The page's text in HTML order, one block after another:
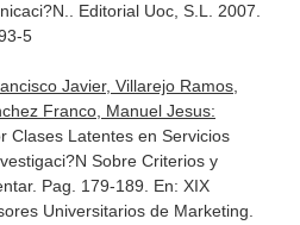
. Editorial Uoc, S.L. 2007.
5
Javier, Villarejo Ramos,
Franco, Manuel Jesus:
Clases Latentes en Servicios
Sobre Criterios y
Pag. 179-189. En: XIX
Universitarios de Marketing